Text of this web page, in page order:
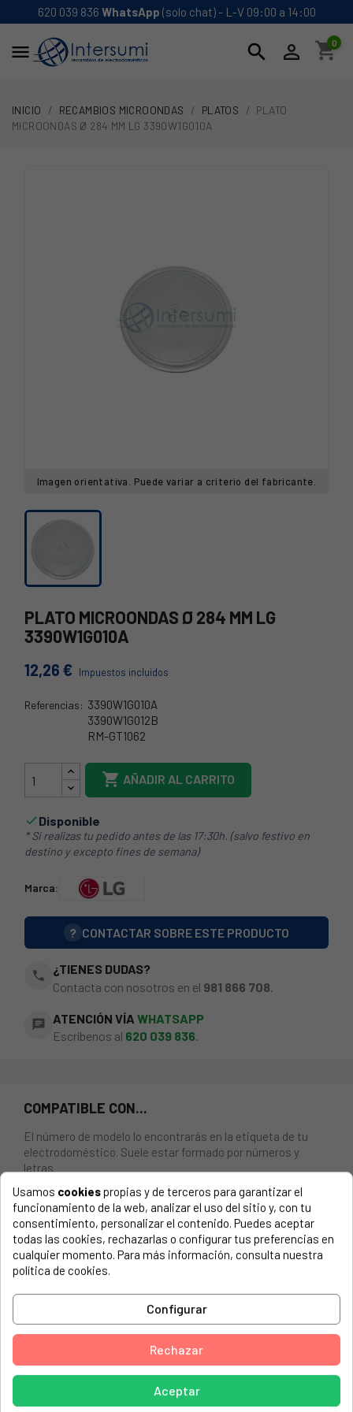
620 039 836 WhatsApp (solo chat) - L-V 09:00 a 14:00
 search  shopping_cart
0
INICIO RECAMBIOS MICROONDAS PLATOS
PLATO
MICROONDAS Ø 284 MM LG 3390W1G010A
Imagen orientativa. Puede variar a criterio del fabricante.
PLATO MICROONDAS Ø 284 MM LG
3390W1G010A
12,26 € Impuestos incluidos
Referencias: 3390W1G010A
3390W1G012B
RM-GT1062
 AÑADIR AL CARRITO
Disponible
* Si realizas tu pedido antes de las 17:30h. (salvo festivo en
destino y excepto fines de semana)
Marca:
? CONTACTAR SOBRE ESTE PRODUCTO
phone
¿TIENES DUDAS?
Contacta con nosotros en el 981 866 708
chat ATENCIÓN VÍA WHATSAPP
Escríbenos al 620 039 836.
COMPATIBLE CON...
El número de modelo lo encontrarás en la etiqueta de tu
electrodoméstico. Suele estar formado por números y
letras.
Plato microondas Ø 284 mm LG
LG, MG4323L
LG, MH 6322D
LG, MG-4383L
Usamos cookiespropias y de terceros para garantizar el
funcionamiento de la web, analizar el uso del sitio y, con tu
consentimiento, personalizar el contenido. Puedes aceptar
todas las cookies, rechazarlas o configurar tus preferencias en
cualquier momento. Para más información, consulta nuestra
política de cookies.
Configurar
Rechazar
Aceptar